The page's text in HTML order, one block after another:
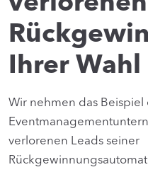
Ihrer Wahl
Wir nehmen das Beispiel
verlorenen Leads seiner